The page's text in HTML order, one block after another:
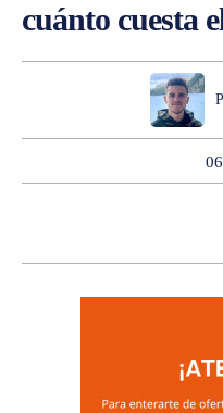
cuánto cuesta